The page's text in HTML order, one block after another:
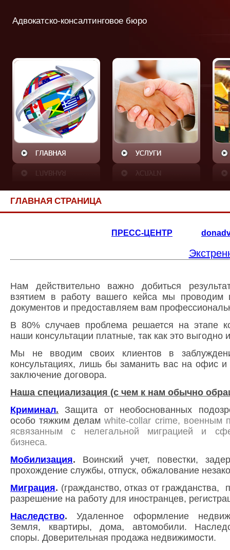
Адвокатско-консалтинговое бюро
ГЛАВНАЯ СТРАНИЦА
ПРЕСС-ЦЕНТР donad
Нам действительно важно добиться
взятием в работу вашего кейса мы проводим
документов и предоставляем вам
В 80% случаев проблема решается на этапе
наши консультации платные, так как это выгодно
Мы не вводим своих клиентов в
консультациях, лишь бы заманить вас на офис и
заключение договора.
Наша специализация (с чем к нам обычно
Криминал. Защита от необоснованных
особо тяжким деламwhite-collar crime, военным
ясвязанным с нелегальной миграцией и
бизнеса.
Мобилизация. Воинский учет, повестки,
прохождение службы, отпуск, обжалование
Миграция. (гражданство, отказ от гражданства,
разрешение на работу для иностранцев,
Наследство.Удаленное оформление
Земля, квартиры, дома, автомобили.
споры. Доверительная продажа недвижимости.